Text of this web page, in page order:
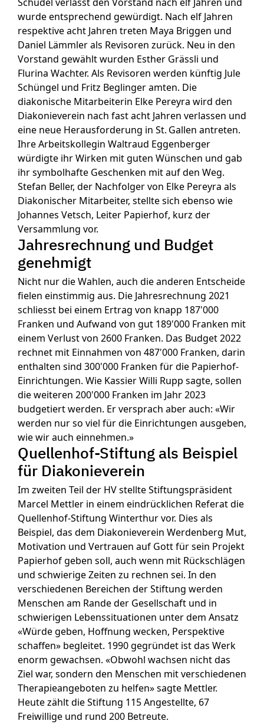
Schudel verlässt den Vorstand nach elf Jahren und
wurde entsprechend gewürdigt. Nach elf Jahren
respektive acht Jahren treten Maya Briggen und
Daniel Lämmler als Revisoren zurück. Neu in den
Vorstand gewählt wurden Esther Grässli und
Flurina Wachter. Als Revisoren werden künftig Jule
Schüngel und Fritz Beglinger amten. Die
diakonische Mitarbeiterin Elke Pereyra wird den
Diakonieverein nach fast acht Jahren verlassen und
eine neue Herausforderung in St. Gallen antreten.
Ihre Arbeitskollegin Waltraud Eggenberger
würdigte ihr Wirken mit guten Wünschen und gab
ihr symbolhafte Geschenken mit auf den Weg.
Stefan Beller, der Nachfolger von Elke Pereyra als
Diakonischer Mitarbeiter, stellte sich ebenso wie
Johannes Vetsch, Leiter Papierhof, kurz der
Versammlung vor.
Jahresrechnung und Budget
genehmigt
Nicht nur die Wahlen, auch die anderen Entscheide
fielen einstimmig aus. Die Jahresrechnung 2021
schliesst bei einem Ertrag von knapp 187'000
Franken und Aufwand von gut 189'000 Franken mit
einem Verlust von 2600 Franken. Das Budget 2022
rechnet mit Einnahmen von 487'000 Franken, darin
enthalten sind 300'000 Franken für die Papierhof-
Einrichtungen. Wie Kassier Willi Rupp sagte, sollen
die weiteren 200'000 Franken im Jahr 2023
budgetiert werden. Er versprach aber auch: «Wir
werden nur so viel für die Einrichtungen ausgeben,
wie wir auch einnehmen.»
Quellenhof-Stiftung als Beispiel
für Diakonieverein
Im zweiten Teil der HV stellte Stiftungspräsident
Marcel Mettler in einem eindrücklichen Referat die
Quellenhof-Stiftung Winterthur vor. Dies als
Beispiel, das dem Diakonieverein Werdenberg Mut,
Motivation und Vertrauen auf Gott für sein Projekt
Papierhof geben soll, auch wenn mit Rückschlägen
und schwierige Zeiten zu rechnen sei. In den
verschiedenen Bereichen der Stiftung werden
Menschen am Rande der Gesellschaft und in
schwierigen Lebenssituationen unter dem Ansatz
«Würde geben, Hoffnung wecken, Perspektive
schaffen» begleitet. 1990 gegründet ist das Werk
enorm gewachsen. «Obwohl wachsen nicht das
Ziel war, sondern den Menschen mit verschiedenen
Therapieangeboten zu helfen» sagte Mettler.
Heute zählt die Stiftung 115 Angestellte, 67
Freiwillige und rund 200 Betreute.